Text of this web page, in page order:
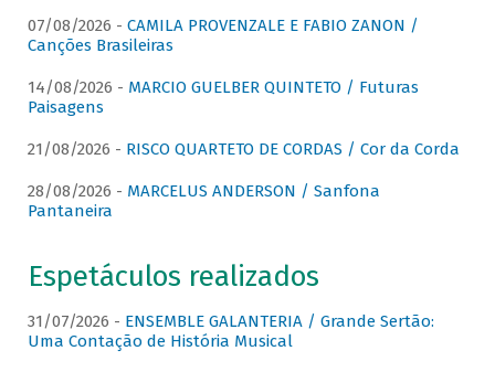
07/08/2026 - CAMILA PROVENZALE E FABIO ZANON /
Canções Brasileiras
14/08/2026 - MARCIO GUELBER QUINTETO / Futuras
Paisagens
21/08/2026 - RISCO QUARTETO DE CORDAS / Cor da Corda
28/08/2026 - MARCELUS ANDERSON / Sanfona
Pantaneira
Espetáculos realizados
31/07/2026 - ENSEMBLE GALANTERIA / Grande Sertão:
Uma Contação de História Musical